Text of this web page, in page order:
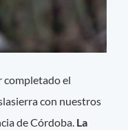
completado el
con nuestros
de Córdoba. La